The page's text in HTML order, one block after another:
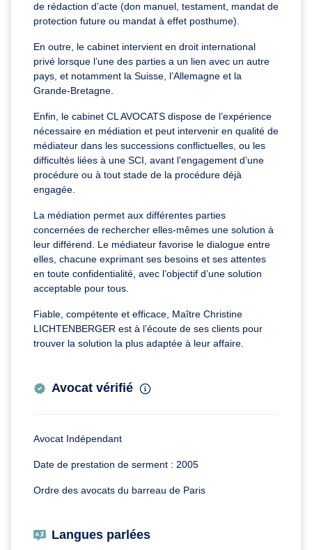
de rédaction d’acte (don manuel, testament, mandat de
protection future ou mandat à effet posthume).
En outre, le cabinet intervient en droit international
privé lorsque l’une des parties a un lien avec un autre
pays, et notamment la Suisse, l’Allemagne et la
Grande-Bretagne.
Enfin, le cabinet CL AVOCATS dispose de l’expérience
nécessaire en médiation et peut intervenir en qualité de
médiateur dans les successions conflictuelles, ou les
difficultés liées à une SCI, avant l’engagement d’une
procédure ou à tout stade de la procédure déjà
engagée.
La médiation permet aux différentes parties
concernées de rechercher elles-mêmes une solution à
leur différend. Le médiateur favorise le dialogue entre
elles, chacune exprimant ses besoins et ses attentes
en toute confidentialité, avec l’objectif d’une solution
acceptable pour tous.
Fiable, compétente et efficace, Maître Christine
LICHTENBERGER est à l’écoute de ses clients pour
trouver la solution la plus adaptée à leur affaire.
Avocat vérifié
Avocat Indépendant
Date de prestation de serment : 2005
Ordre des avocats du barreau de Paris
Langues parlées